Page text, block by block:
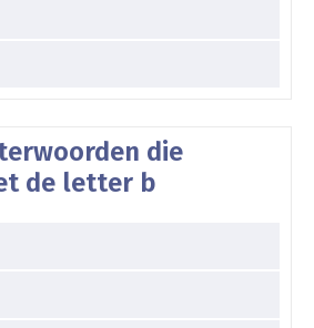
die
de letter b